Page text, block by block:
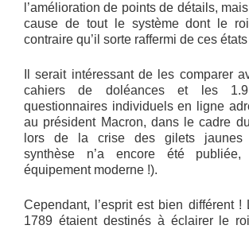
l’amélioration de points de détails,
cause de tout le système dont le
contraire qu’il sorte raffermi de ces
Il serait intéressant de les comparer
cahiers de doléances et les
questionnaires individuels en ligne
au président Macron, dans le cadre
lors de la crise des gilets jaunes
synthèse n’a encore été publiée,
équipement moderne !).
Cependant, l’esprit est bien différent !
1789 étaient destinés à éclairer le